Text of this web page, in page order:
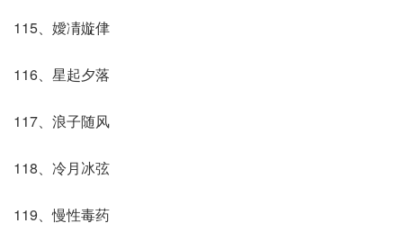
115、嬡凊嫙侓
116、星起夕落
117、浪子随风
118、冷月冰弦
119、慢性毒药